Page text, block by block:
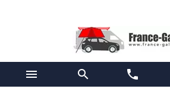
  phone